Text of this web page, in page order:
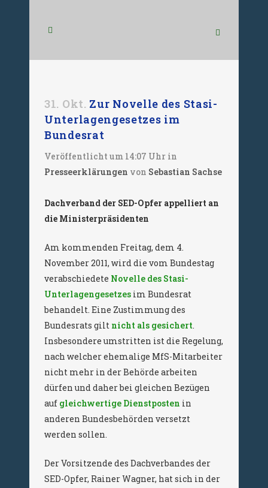
31. Okt. Zur Novelle des Stasi-
Unterlagengesetzes im
Bundesrat
Veröffentlicht um 14:07 Uhr in
Presseerklärungen von Sebastian Sachse
Dachverband der SED-Opfer appelliert an
die Ministerpräsidenten
Am kommenden Freitag, dem 4.
November 2011, wird die vom Bundestag
verabschiedete Novelle des Stasi-
Unterlagengesetzes im Bundesrat
behandelt. Eine Zustimmung des
Bundesrats gilt nicht als gesichert.
Insbesondere umstritten ist die Regelung,
nach welcher ehemalige MfS-Mitarbeiter
nicht mehr in der Behörde arbeiten
dürfen und daher bei gleichen Bezügen
auf gleichwertige Dienstposten in
anderen Bundesbehörden versetzt
werden sollen.
Der Vorsitzende des Dachverbandes der
SED-Opfer, Rainer Wagner, hat sich in der